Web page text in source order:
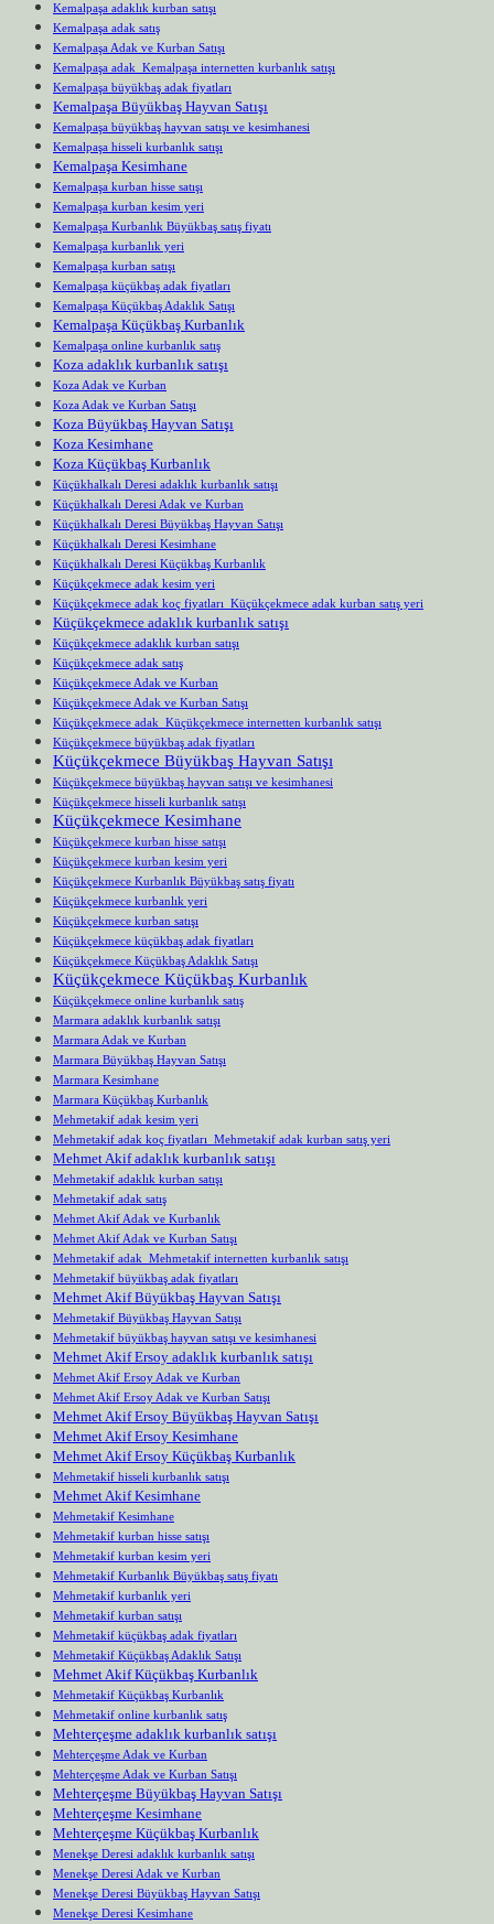
Kemalpaşa adaklık kurban satışı
Kemalpaşa adak satış
Kemalpaşa Adak ve Kurban Satışı
Kemalpaşa adak Kemalpaşa internetten kurbanlık satışı
Kemalpaşa büyükbaş adak fiyatları
Kemalpaşa Büyükbaş Hayvan Satışı
Kemalpaşa büyükbaş hayvan satışı ve kesimhanesi
Kemalpaşa hisseli kurbanlık satışı
Kemalpaşa Kesimhane
Kemalpaşa kurban hisse satışı
Kemalpaşa kurban kesim yeri
Kemalpaşa Kurbanlık Büyükbaş satış fiyatı
Kemalpaşa kurbanlık yeri
Kemalpaşa kurban satışı
Kemalpaşa küçükbaş adak fiyatları
Kemalpaşa Küçükbaş Adaklık Satışı
Kemalpaşa Küçükbaş Kurbanlık
Kemalpaşa online kurbanlık satış
Koza adaklık kurbanlık satışı
Koza Adak ve Kurban
Koza Adak ve Kurban Satışı
Koza Büyükbaş Hayvan Satışı
Koza Kesimhane
Koza Küçükbaş Kurbanlık
Küçükhalkalı Deresi adaklık kurbanlık satışı
Küçükhalkalı Deresi Adak ve Kurban
Küçükhalkalı Deresi Büyükbaş Hayvan Satışı
Küçükhalkalı Deresi Kesimhane
Küçükhalkalı Deresi Küçükbaş Kurbanlık
Küçükçekmece adak kesim yeri
Küçükçekmece adak koç fiyatları Küçükçekmece adak kurban satış yeri
Küçükçekmece adaklık kurbanlık satışı
Küçükçekmece adaklık kurban satışı
Küçükçekmece adak satış
Küçükçekmece Adak ve Kurban
Küçükçekmece Adak ve Kurban Satışı
Küçükçekmece adak Küçükçekmece internetten kurbanlık satışı
Küçükçekmece büyükbaş adak fiyatları
Küçükçekmece Büyükbaş Hayvan Satışı
Küçükçekmece büyükbaş hayvan satışı ve kesimhanesi
Küçükçekmece hisseli kurbanlık satışı
Küçükçekmece Kesimhane
Küçükçekmece kurban hisse satışı
Küçükçekmece kurban kesim yeri
Küçükçekmece Kurbanlık Büyükbaş satış fiyatı
Küçükçekmece kurbanlık yeri
Küçükçekmece kurban satışı
Küçükçekmece küçükbaş adak fiyatları
Küçükçekmece Küçükbaş Adaklık Satışı
Küçükçekmece Küçükbaş Kurbanlık
Küçükçekmece online kurbanlık satış
Marmara adaklık kurbanlık satışı
Marmara Adak ve Kurban
Marmara Büyükbaş Hayvan Satışı
Marmara Kesimhane
Marmara Küçükbaş Kurbanlık
Mehmetakif adak kesim yeri
Mehmetakif adak koç fiyatları Mehmetakif adak kurban satış yeri
Mehmet Akif adaklık kurbanlık satışı
Mehmetakif adaklık kurban satışı
Mehmetakif adak satış
Mehmet Akif Adak ve Kurbanlık
Mehmet Akif Adak ve Kurban Satışı
Mehmetakif adak Mehmetakif internetten kurbanlık satışı
Mehmetakif büyükbaş adak fiyatları
Mehmet Akif Büyükbaş Hayvan Satışı
Mehmetakif Büyükbaş Hayvan Satışı
Mehmetakif büyükbaş hayvan satışı ve kesimhanesi
Mehmet Akif Ersoy adaklık kurbanlık satışı
Mehmet Akif Ersoy Adak ve Kurban
Mehmet Akif Ersoy Adak ve Kurban Satışı
Mehmet Akif Ersoy Büyükbaş Hayvan Satışı
Mehmet Akif Ersoy Kesimhane
Mehmet Akif Ersoy Küçükbaş Kurbanlık
Mehmetakif hisseli kurbanlık satışı
Mehmet Akif Kesimhane
Mehmetakif Kesimhane
Mehmetakif kurban hisse satışı
Mehmetakif kurban kesim yeri
Mehmetakif Kurbanlık Büyükbaş satış fiyatı
Mehmetakif kurbanlık yeri
Mehmetakif kurban satışı
Mehmetakif küçükbaş adak fiyatları
Mehmetakif Küçükbaş Adaklık Satışı
Mehmet Akif Küçükbaş Kurbanlık
Mehmetakif Küçükbaş Kurbanlık
Mehmetakif online kurbanlık satış
Mehterçeşme adaklık kurbanlık satışı
Mehterçeşme Adak ve Kurban
Mehterçeşme Adak ve Kurban Satışı
Mehterçeşme Büyükbaş Hayvan Satışı
Mehterçeşme Kesimhane
Mehterçeşme Küçükbaş Kurbanlık
Menekşe Deresi adaklık kurbanlık satışı
Menekşe Deresi Adak ve Kurban
Menekşe Deresi Büyükbaş Hayvan Satışı
Menekşe Deresi Kesimhane